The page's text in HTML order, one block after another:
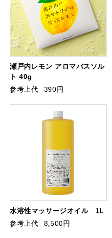
瀬戸内レモン アロマバスソル
ト 40g
参考上代
390円
水溶性マッサージオイル 1L
参考上代
8,500円